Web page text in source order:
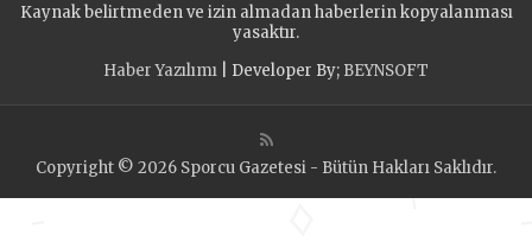
Kaynak belirtmeden ve izin almadan haberlerin kopyalanması
yasaktır.
Haber Yazılımı | Developer By; BEYNSOFT
Copyright © 2026 Sporcu Gazetesi - Bütün Hakları Saklıdır.